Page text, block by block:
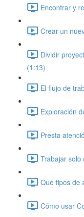
Encontrar y
Crear un
Dividir
(1:13)
El flujo de
Exploración
Presta
Trabajar solo
Qué tipos de
Cómo usar